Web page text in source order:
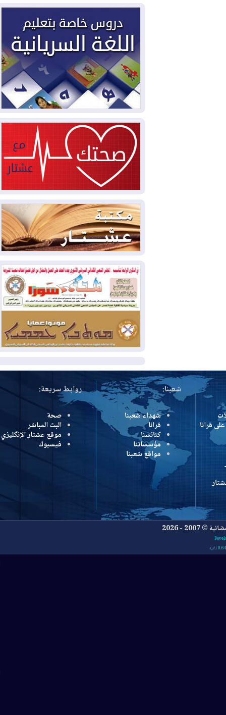
2026-08-05
15كارثة بيئية ومناخية ترسم
ملامح أخطر التحديات التي تواجه العراق
2026-08-05
حرائق فرنسا.. توقيف 402
شخص بينهم 156 قاصرا منذ بداية موسم
الحرائق
2026-08-04سومو: إنتاج النفط في إقليم
كوردستان انخفض إلى أقل من 10%
2026-08-04ملفات حقبة الكاظمي تعود إلى
الواجهة.. أنباء عن مراجعات قضائية
وتحقيقات أوسع في قضايا فساد
2026-08-04
بيترو يشكو تزوير الانتخابات
الرئاسية ويحذر من "حرب أهلية" في
كولومبيا
2026-08-03رئيس إقليم كوردستان في
دمشق في زيارة رسمية
2026-08-03العراق يؤكد مجدداً التزامه
بمنع الهجمات على الدول المجاورة
2026-08-03
العجز والاقتراض يطوقان
المالية العراقية.. اقتراض يتجاوز 3 تريليونات
دينار!
2026-08-03كوبا تغرق في الظلام مجددا
وانهيار الشبكة الكهربائية
المزيد
شعبنا:
شهداء شعبنا
قرانا
كنائسنا
مؤسساتنا
مواقع شعبنا
روابط سريعة:
صحة
البث المباشر
موقع عشتار الإنگليزي
فيسبوك
2026